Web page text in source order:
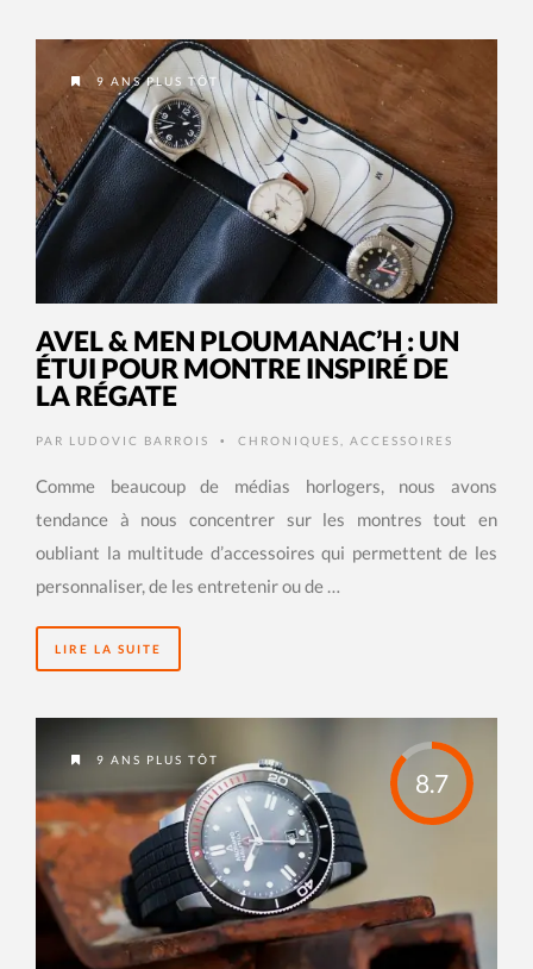
9 ANS PLUS TÔT
AVEL & MEN PLOUMANAC’H : UN
ÉTUI POUR MONTRE INSPIRÉ DE
LA RÉGATE
PAR LUDOVIC BARROIS • CHRONIQUES ACCESSOIRES
Comme beaucoup de médias horlogers, nous avons
tendance à nous concentrer sur les montres tout en
oubliant la multitude d’accessoires qui permettent de les
personnaliser, de les entretenir ou de …
LIRE LA SUITE
8.7
9 ANS PLUS TÔT